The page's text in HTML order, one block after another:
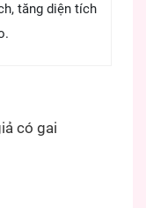
tăng diện tích
có gai